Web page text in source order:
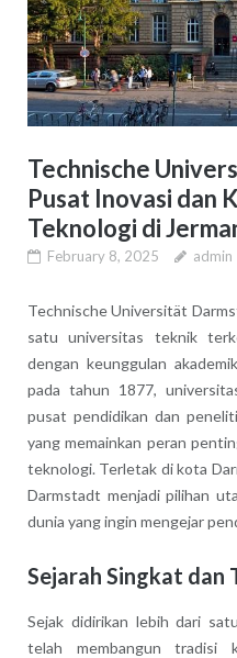
Technische
Pusat Inovasi dan
Teknologi di
February 8, 2025 admin
Technische Universität
satu universitas teknik
dengan keunggulan
pada tahun 1877,
pusat pendidikan dan
yang memainkan peran
teknologi. Terletak di kota
Darmstadt menjadi pilihan
dunia yang ingin mengejar
Sejarah Singkat dan
Sejak didirikan lebih dari
telah membangun tradisi